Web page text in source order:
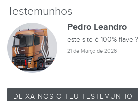
Testemunhos
Pedro Leandro
este site é 100% fiavel?
21 de Março de 2026
DEIXA-NOS O TEU TESTEMUNHO